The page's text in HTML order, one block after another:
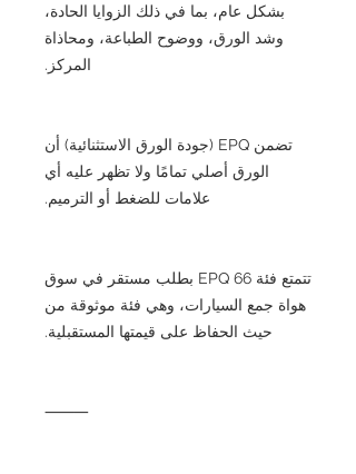
بشكل عام، بما في ذلك الزوايا الحادة،
وشد الورق، ووضوح الطباعة، ومحاذاة
المركز.
تضمن EPQ (جودة الورق الاستثنائية) أن
الورق أصلي تمامًا ولا تظهر عليه أي
علامات للضغط أو الترميم.
تتمتع فئة 66 EPQ بطلب مستقر في سوق
هواة جمع السيارات، وهي فئة موثوقة من
حيث الحفاظ على قيمتها المستقبلية.
⸻